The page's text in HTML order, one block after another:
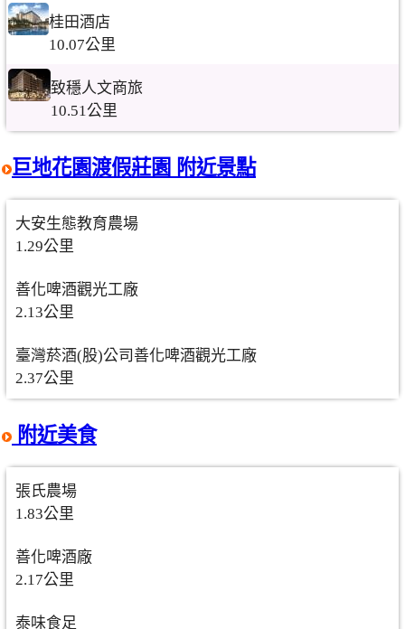
桂田酒店
10.07公里
致穩人文商旅
10.51公里
巨地花園渡假莊園 附近景點
大安生態教育農場
1.29公里
善化啤酒觀光工廠
2.13公里
臺灣菸酒(股)公司善化啤酒觀光工廠
2.37公里
附近美食
張氏農場
1.83公里
善化啤酒廠
2.17公里
泰味食足